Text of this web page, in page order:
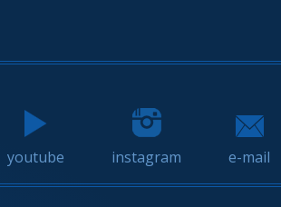
youtube instagram e-mail